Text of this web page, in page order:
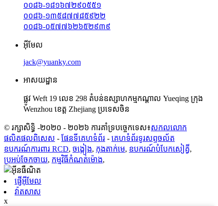
០០៨៦-១៨១៦៧២៩០៥៥១
០០៨៦-១៣៥៨៧៧៨៥៩២២
០០៨៦-០៥៧៧៦២៦៥២៩៣៩
អ៊ីមែល
jack@yuanky.com
អាសយដ្ឋាន
ផ្លូវ Weft 19 លេខ 298 តំបន់ឧស្សាហកម្មកណ្តាល Yueqing ក្រុង
Wenzhou ខេត្ត Zhejiang ប្រទេសចិន
© រក្សាសិទ្ធិ -២០២០ - ២០២៦ ការគាំទ្របច្ចេកទេស៖សកលលោក
ផលិតផលពិសេស - ផែនទីគេហទំព័រ - គេហទំព័រ​ទូរសព្ទ​ចល័ត
ឧបករណ៍ការពារ RCD, ចង្កៀង, កុងតាក់មេ, ឧបករណ៍​បំបែក​សៀគ្វី,
ប្រអប់ចែកចាយ, កម្មវិធីកំណត់ម៉ោង,
ផ្ញើអ៊ីមែល
វ៉ាតសាស
x